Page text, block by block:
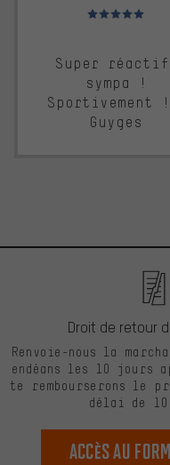
Note moyenne : 5
Super
sympa !
Sportivement
Guyges
Droit de retour
Renvoie-nous la
endéans les 10 jours
te rembourserons le
délai de
Accès au